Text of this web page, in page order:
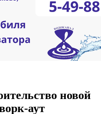
новой
аут